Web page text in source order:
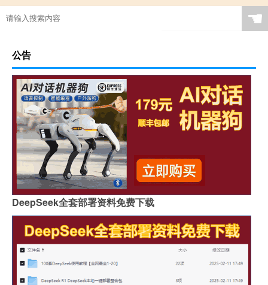
☚
公告
DeepSeek全套部署资料免费下载